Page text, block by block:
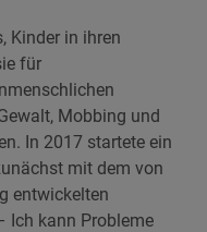
Kinder in ihren
für
Mobbing und
In 2017 startete ein
mit dem von
entwickelten
Ich kann Probleme